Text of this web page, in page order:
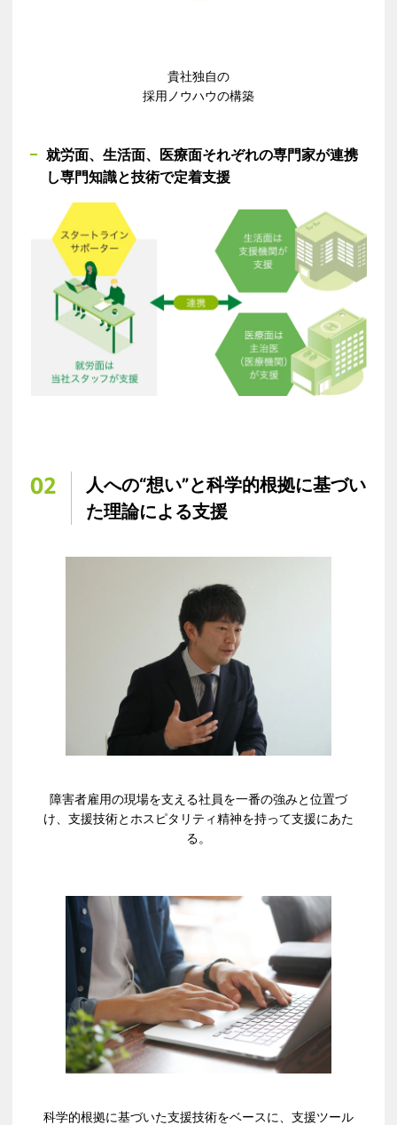
貴社独自の​
採用ノウハウの構築​
就労面、生活面、医療面​それぞれの専門家が連携
し​専門知識と技術で定着支援​
02
人への“想い”と科学的根拠に基づい
た理論による支援
障害者雇用の現場を支える社員を一番の強みと位置づ
け、支援技術とホスピタリティ精神を持って支援にあた
る。
科学的根拠に基づいた支援技術をベースに、支援ツール